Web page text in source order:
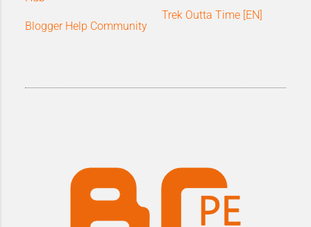
Blogger Help Community
Trek Outta Time [EN]